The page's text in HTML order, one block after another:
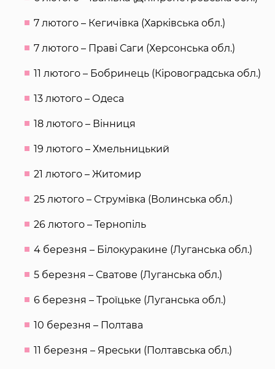
7 лютого – Кегичівка (Харківська обл.)
7 лютого – Праві Саги (Херсонська обл.)
11 лютого – Бобринець (Кіровоградська обл.)
13 лютого – Одеса
18 лютого – Вінниця
19 лютого – Хмельницький
21 лютого – Житомир
25 лютого – Струмівка (Волинська обл.)
26 лютого – Тернопіль
4 березня – Білокуракине (Луганська обл.)
5 березня – Сватове (Луганська обл.)
6 березня – Троїцьке (Луганська обл.)
10 березня – Полтава
11 березня – Яреськи (Полтавська обл.)